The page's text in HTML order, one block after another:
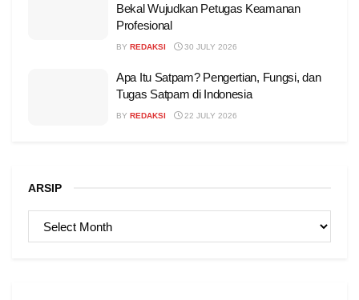
Bekal Wujudkan Petugas Keamanan
Profesional
BY REDAKSI 30 JULY 2026
Apa Itu Satpam? Pengertian, Fungsi, dan
Tugas Satpam di Indonesia
BY REDAKSI 22 JULY 2026
ARSIP